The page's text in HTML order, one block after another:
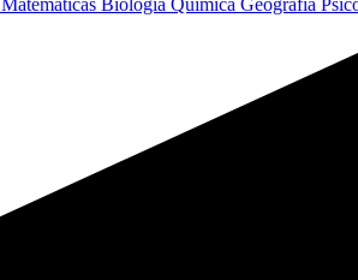
Matemáticas Biología Química Geografía